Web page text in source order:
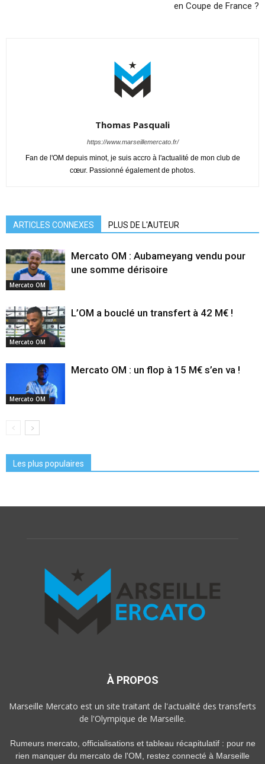
en Coupe de France ?
Thomas Pasquali
https://www.marseillemercato.fr/
Fan de l'OM depuis minot, je suis accro à l'actualité de mon club de
cœur. Passionné également de photos.
ARTICLES CONNEXES PLUS DE L'AUTEUR
Mercato OM
Mercato OM : Aubameyang vendu pour
une somme dérisoire
Mercato OM
L’OM a bouclé un transfert à 42 M€ !
Mercato OM
Mercato OM : un flop à 15 M€ s’en va !
Les plus populaires
À PROPOS
Marseille Mercato est un site traitant de l'actualité des transferts
de l'Olympique de Marseille.
Rumeurs mercato, officialisations et tableau récapitulatif : pour ne
rien manquer du mercato de l'OM, restez connecté à Marseille